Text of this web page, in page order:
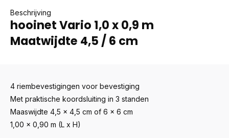
Beschrijving
hooinet Vario 1,0 x 0,9 m
Maatwijdte 4,5 / 6 cm
4 riembevestigingen voor bevestiging
Met praktische koordsluiting in 3 standen
Maaswijdte 4,5 x 4,5 cm of 6 x 6 cm
1,00 x 0,90 m (L x H)